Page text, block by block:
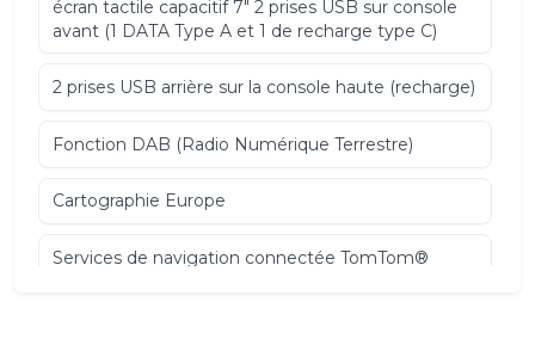
écran tactile capacitif 7" 2 prises USB sur console
avant (1 DATA Type A et 1 de recharge type C)
2 prises USB arrière sur la console haute (recharge)
Fonction DAB (Radio Numérique Terrestre)
Cartographie Europe
Services de navigation connectée TomTom®